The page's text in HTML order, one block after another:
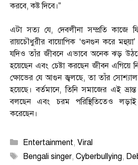
করবে, কষ্ট দিবে।”
এটা সত্য যে, দেবলীনা সম্প্রতি কাজে
রায়চৌধুরীর বায়োপিক ‘গুনগুন করে
যদিও তাঁর জীবনে এভাবে অনেক ঝড়
হয়েছেন এবং চেষ্টা করছেন জীবন এগিয়ে
ক্ষোভের যে আগুন জ্বলছে, তা তাঁর সোশ্যাল
হয়েছে। বর্তমানে, তিনি সমাজের এই
বলছেন এবং চরম পরিস্থিতিতেও
করেছেন।
Categories
Entertainment, Viral
Tags
Bengali singer, Cyberbullying,